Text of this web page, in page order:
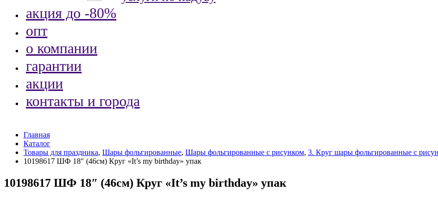
акция до -80%
опт
о компании
гарантии
акции
контакты и города
Главная
Каталог
Товары для праздника, Шары фольгированные, Шары фольгированные с рисунком, 3. Круг шары фольгированные с
10198617 ШФ 18″ (46см) Круг «It’s my birthday» упак
10198617 ШФ 18″ (46см) Круг «It’s my birthday» упак